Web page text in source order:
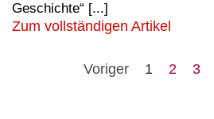
Geschichte“ [...]
Zum vollständigen Artikel
Voriger 1 2 3